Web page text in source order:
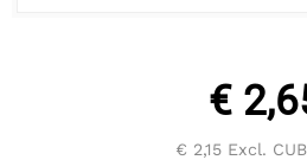
€
€ 2,15 Excl.